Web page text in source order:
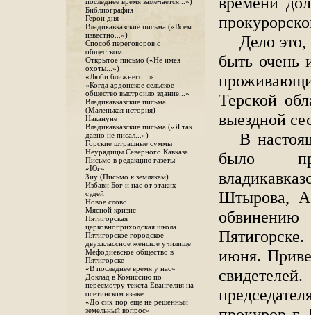
последнее время замечается...»)
Библиография
Герои дня
Владикавказские письма («Всем
известно...»)
Способ переговоров с
обществом
Открытое письмо («Не имея
охоты...»)
«Люби ближнего...»
«Когда ардонское сельское
общество выстроило здание...»
Владикавказские письма
(Маленькая история)
Накануне
Владикавказские письма («Я так
давно не писал...»)
Горские штрафные суммы
Неурядицы Северного Кавказа
Письмо в редакцию газеты
«Юг»
Зиу (Письмо к землякам)
Избави Бог и нас от этаких
судей
Новое слово
Мясной кризис
Пятигорская
церковноприходская школа
Пятигорское городское
двухклассное женское училище
Мефодиевское общество в
Пятигорске
«В последнее время у нас»
Доклад в Комиссию по
пересмотру текста Евангелия на
осетинском языке
«До сих пор еще не решенный
земельный вопрос»
Дело
быть очень
Терской
выездной
В
было
Штырова,
июня.